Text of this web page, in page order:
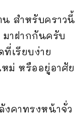
สำหรับคราวนี้
าฝากกันครับ
เรียบง่าย
หม่ หรืออยู่อาศัย
งคาทรงหน้าจั่ว